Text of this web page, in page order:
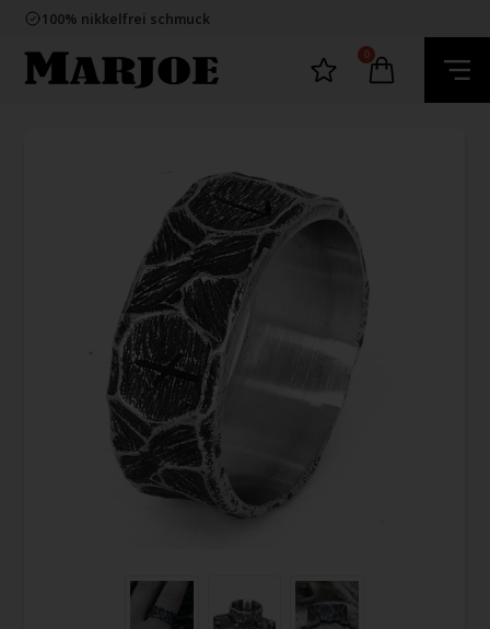
100% nikkelfrei schmuck
60 Tage Rückgabe
E-mark webshop
100% nikkelfrei schmuck
0